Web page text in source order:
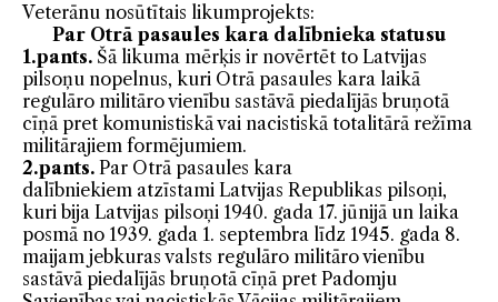
Veterānu nosūtītais likumprojekts:
Par Otrā pasaules kara dalībnieka statusu
1.pants. Šā likuma mērķis ir novērtēt to Latvijas
pilsoņu nopelnus, kuri Otrā pasaules kara laikā
regulāro militāro vienību sastāvā piedalījās bruņotā
cīņā pret komunistiskā vai nacistiskā totalitārā režīma
militārajiem formējumiem.
2.pants. Par Otrā pasaules kara
dalībniekiem atzīstami Latvijas Republikas pilsoņi,
kuri bija Latvijas pilsoņi 1940. gada 17. jūnijā un laika
posmā no 1939. gada 1. septembra līdz 1945. gada 8.
maijam jebkuras valsts regulāro militāro vienību
sastāvā piedalījās bruņotā cīņā pret Padomju